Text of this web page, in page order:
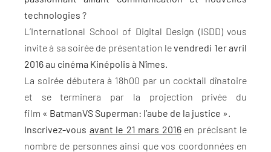
technologies ?
L’International School of Digital Design (ISDD) vous
invite à sa soirée de présentation levendredi 1er avril
2016 au cinéma Kinépolis à Nîmes.
La soirée débutera à 18h00 par un cocktail dînatoire
et se terminera par la projection privée du
film « BatmanVS Superman: l’aube de la justice ».
Inscrivez-vous avant le 21 mars 2016en précisant le
nombre de personnes ainsi que vos coordonnées en